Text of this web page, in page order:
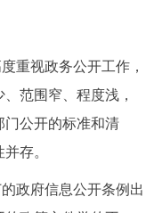
视政务公开工作，
范围窄、程度浅，
门公开的标准和清
存。
政府信息公开条例出